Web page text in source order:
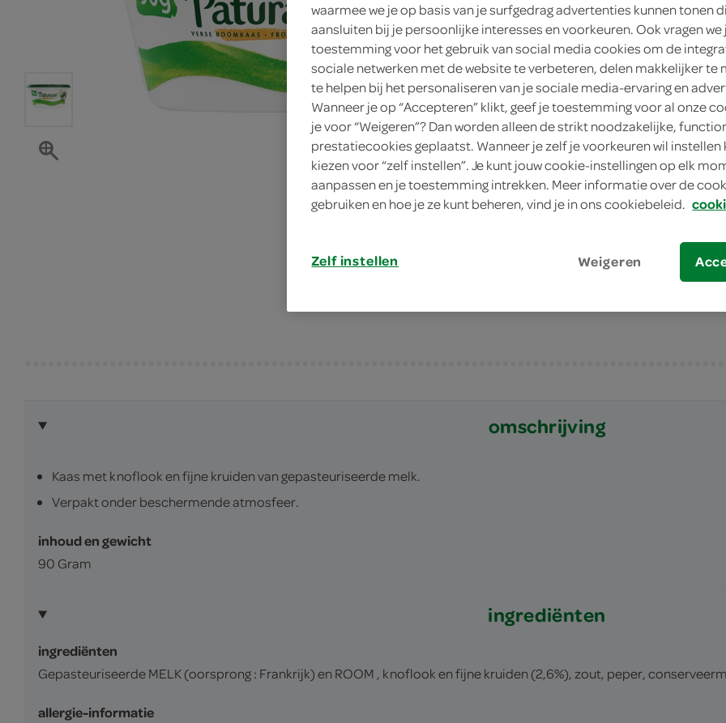
in winkelmand
Let op: aanbiedingen zijn niet
verwerkt in de winkelmand.
Paturain kruidenkaas knoflook
stokbrood, toast of als snelle
geen conserveermiddelen of aroma’s
als beste receptuur getest door
omschrijving
Kaas met knoflook en fijne kruiden van gepasteuriseerde melk.
Verpakt onder beschermende atmosfeer.
inhoud en gewicht
90 Gram
ingrediënten
ingrediënten
Gepasteuriseerde MELK (oorsprong : Frankrijk) en ROOM , knoflook en fijne kruiden (2,6%), zout, peper,
allergie-informatie
waarmee we je op basis van je surfgedrag advertenties kunnen tonen
aansluiten bij je persoonlijke interesses en voorkeuren. Ook vragen we
toestemming voor het gebruik van social media cookies om de
sociale netwerken met de website te verbeteren, delen makkelijker te
te helpen bij het personaliseren van je sociale media-ervaring en
Wanneer je op “Accepteren” klikt, geef je toestemming voor al onze
je voor “Weigeren”? Dan worden alleen de strikt noodzakelijke,
prestatiecookies geplaatst. Wanneer je zelf je voorkeuren wil instellen
kiezen voor “zelf instellen”. Je kunt jouw cookie-instellingen op elk
aanpassen en je toestemming intrekken. Meer informatie over de
gebruiken en hoe je ze kunt beheren, vind je in ons cookiebeleid.
Zelf instellen Weigeren